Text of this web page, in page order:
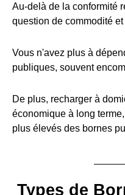
Au-delà de la conformité
question de commodité
Vous n'avez plus à
publiques, souvent
De plus, recharger à
économique à long
plus élevés des bornes
Types de